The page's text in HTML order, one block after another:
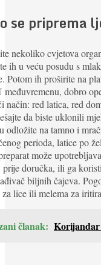
se priprema
nekoliko cvjetova
ih u veću posudu s
Potom ih proširite na
međuvremenu, dobro
način: red latica, red
da biste uklonili
odložite na tamno i
perioda, latice po
može
prije doručka, ili ga
biljnih čajeva.
za lice ili melema za
članak: